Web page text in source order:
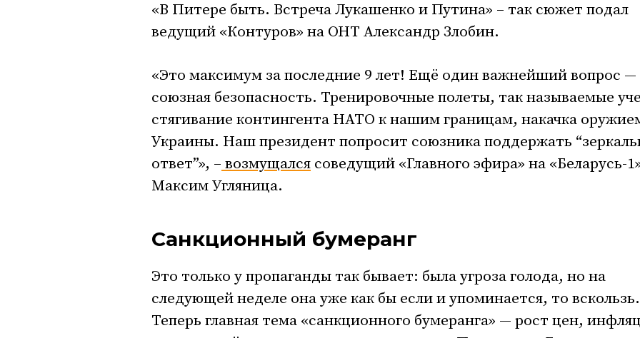
«В Питере быть. Встреча Лукашенко и Путина» – так сюжет подал
ведущий «Контуров» на ОНТ Александр Злобин.
«Это максимум за последние 9 лет! Ещё один важнейший вопрос —
союзная безопасность. Тренировочные полеты, так называемые
стягивание контингента НАТО к нашим границам, накачка
Украины. Наш президент попросит союзника поддержать
ответ”», – возмущался соведущий «Главного эфира» на «Беларусь-
Максим Угляница.
Санкционный бумеранг
Это только у пропаганды так бывает: была угроза голода, но на
следующей неделе она уже как бы если и упоминается, то вскользь.
Теперь главная тема «санкционного бумеранга» — рост цен,